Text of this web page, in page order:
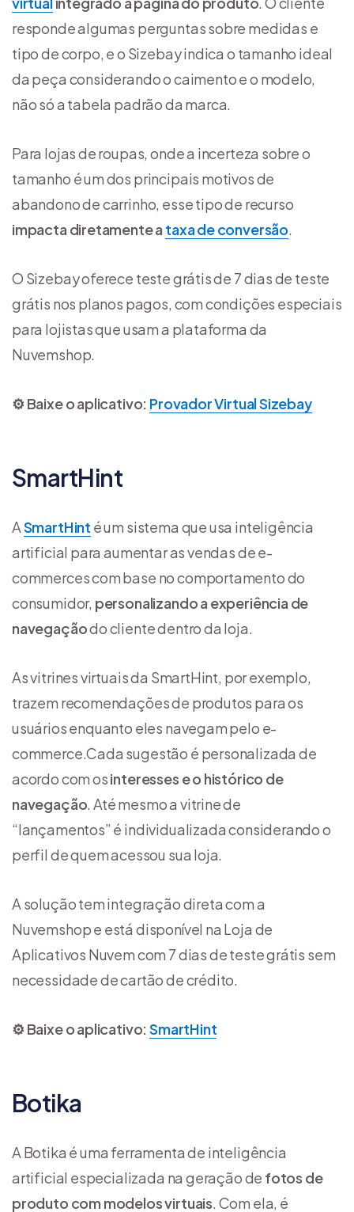
responde algumas perguntas sobre medidas e
tipo de corpo, e o Sizebay indica o tamanho ideal
da peça considerando o caimento e o modelo,
não só a tabela padrão da marca.
Para lojas de roupas, onde a incerteza sobre o
tamanho é um dos principais motivos de
abandono de carrinho, esse tipo de recurso
impacta diretamente a taxa de conversão.
O Sizebay oferece teste grátis de 7 dias de teste
grátis nos planos pagos, com condições especiais
para lojistas que usam a plataforma da
Nuvemshop.
⚙️ Baixe o aplicativo: Provador Virtual Sizebay
SmartHint
ASmartHint é um sistema que usa inteligência
artificial para aumentar as vendas de e-
commerces com base no comportamento do
consumidor, personalizando a experiência de
navegaçãodo cliente dentro da loja.
As vitrines virtuais da SmartHint, por exemplo,
trazem recomendações de produtos para os
usuários enquanto eles navegam pelo e-
commerce.Cada sugestão é personalizada de
acordo com osinteresses e o histórico de
navegação. Até mesmo a vitrine de
“lançamentos” é individualizada considerando o
perfil de quem acessou sua loja.
A solução tem integração direta com a
Nuvemshop e está disponível na Loja de
Aplicativos Nuvem com 7 dias de teste grátis sem
necessidade de cartão de crédito.
⚙️ Baixe o aplicativo: SmartHint
Botika
A Botika é uma ferramenta de inteligência
artificial especializada na geração de fotos de
produto com modelos virtuais. Com ela, é